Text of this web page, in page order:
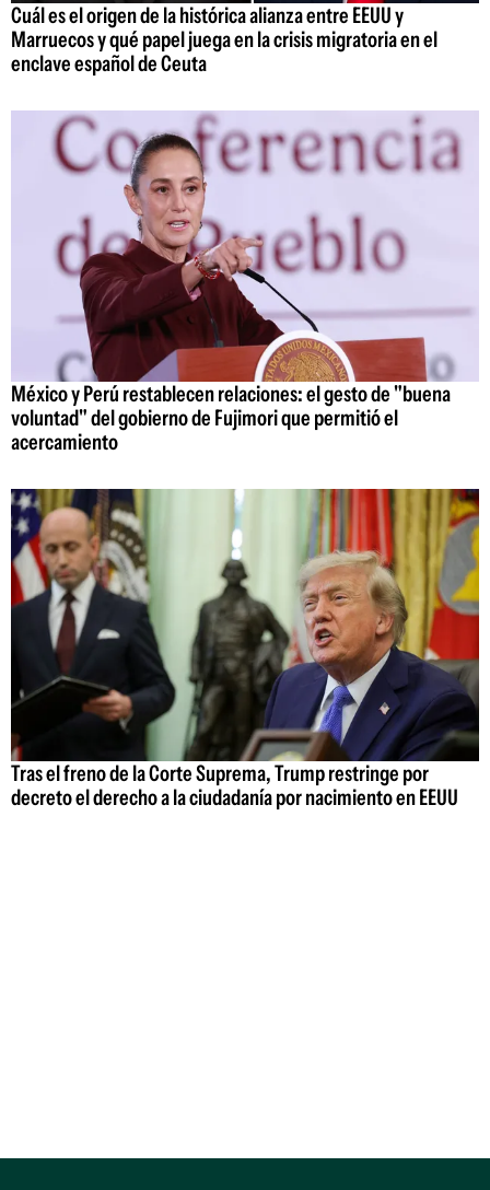
Cuál es el origen de la histórica alianza entre EEUU y
Marruecos y qué papel juega en la crisis migratoria en el
enclave español de Ceuta
México y Perú restablecen relaciones: el gesto de "buena
voluntad" del gobierno de Fujimori que permitió el
acercamiento
Tras el freno de la Corte Suprema, Trump restringe por
decreto el derecho a la ciudadanía por nacimiento en EEUU